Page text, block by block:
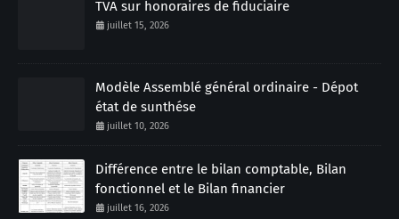
TVA sur honoraires de fiduciaire
juillet 15, 2026
Modèle Assemblé général ordinaire - Dépot
état de sunthése
juillet 10, 2026
Différence entre le bilan comptable, Bilan
fonctionnel et le Bilan financier
juillet 16, 2026